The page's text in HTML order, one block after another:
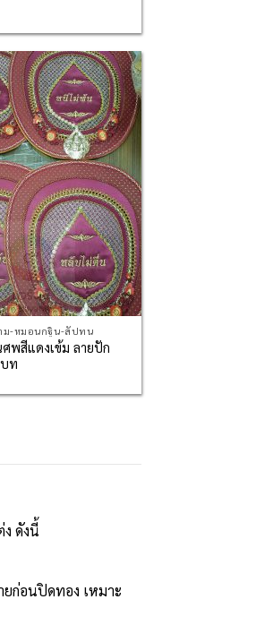
Add to
Wishlist
ม-หมอนกฐิน-สัปทน
พสีแดงเข้ม ลายปัก
ท
ดังนี้
ยก่อนปิดทอง เหมาะ